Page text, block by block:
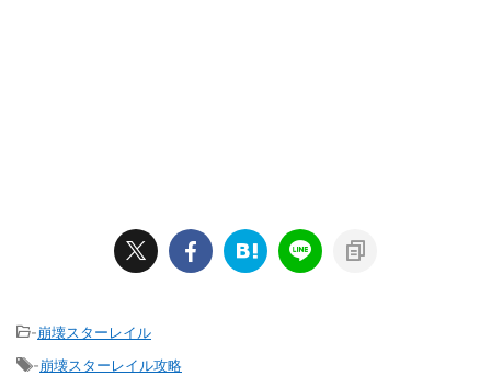
-崩壊スターレイル
-崩壊スターレイル攻略